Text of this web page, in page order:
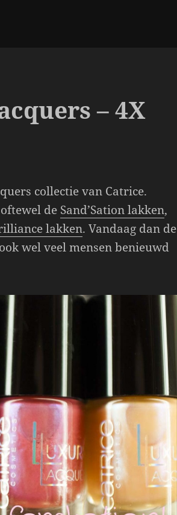
– 4X
collectie van Catrice.
de Sand’Sation lakken,
lakken. Vandaag dan de
wel veel mensen benieuwd